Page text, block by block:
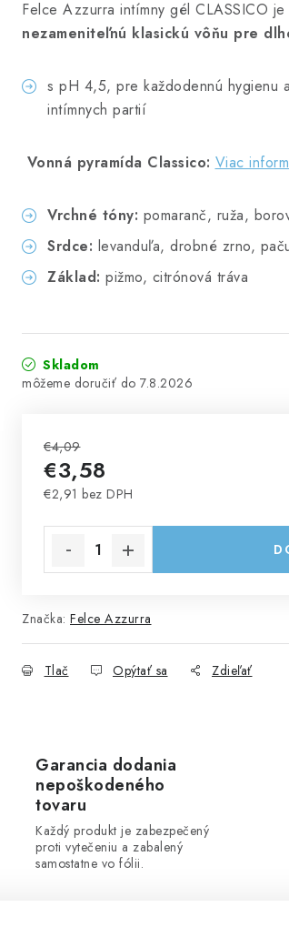
Felce Azzurra intímny gél CLASSICO je
nezameniteľnú klasickú vôňu pre
s pH 4,5, pre každodennú hygienu
intímnych partií
Vonná pyramída Classico: Viac
Vrchné tóny: pomaranč, ruža,
Srdce: levanduľa, drobné zrno,
Základ: pižmo, citrónová tráva
Skladom
7.8.2026
€4,09
€3,58
€2,91 bez DPH
Značka: Felce Azzurra
Tlač Opýtať sa Zdieľať
Garancia dodania
nepoškodeného
tovaru
Každý produkt je zabezpečený
proti vytečeniu a zabalený
samostatne vo fólii.